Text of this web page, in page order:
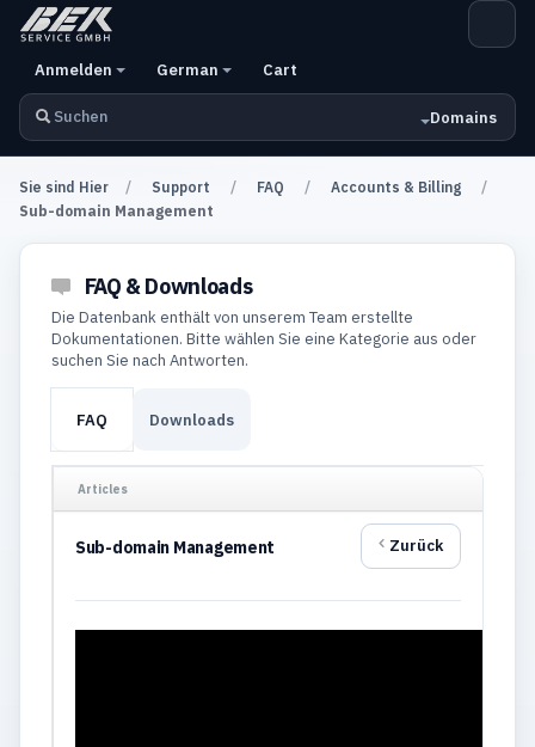
Domains
Anmelden German Cart
Sie sind Hier Support FAQ
Accounts & Billing
Sub-domain Management
FAQ & Downloads
Die Datenbank enthält von unserem Team erstellte
Dokumentationen. Bitte wählen Sie eine Kategorie aus oder
suchen Sie nach Antworten.
FAQ Downloads
Articles
Zurück
Sub-domain Management